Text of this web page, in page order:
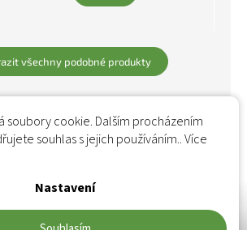
soubory cookie. Dalším procházením
souhlas s jejich používáním.. Více
Nastavení
všechny podobné produkty